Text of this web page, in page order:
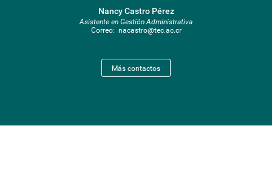
Nancy Castro Pérez
Asistente en Gestión Administrativa
Correo: nacastro@tec.ac.cr
Más contactos